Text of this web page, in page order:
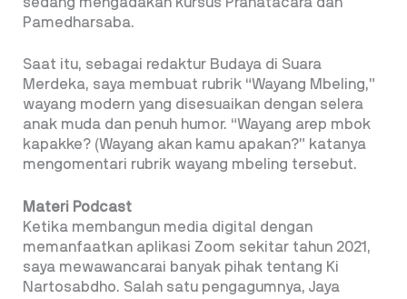
Pamedharsaba.
Saat itu, sebagai redaktur Budaya di Suara
Merdeka, saya membuat rubrik “Wayang Mbeling,”
wayang modern yang disesuaikan dengan selera
anak muda dan penuh humor. “Wayang arep mbok
kapakke? (Wayang akan kamu apakan?” katanya
mengomentari rubrik wayang mbeling tersebut.
Materi Podcast
Ketika membangun media digital dengan
memanfaatkan aplikasi Zoom sekitar tahun 2021,
saya mewawancarai banyak pihak tentang Ki
Nartosabdho. Salah satu pengagumnya, Jaya